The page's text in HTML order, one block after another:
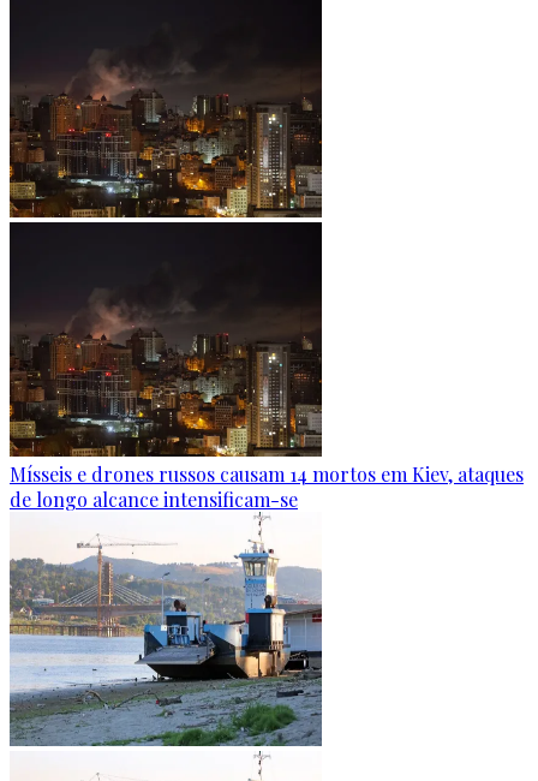
Mísseis e drones russos causam 14 mortos em Kiev, ataques
de longo alcance intensificam-se